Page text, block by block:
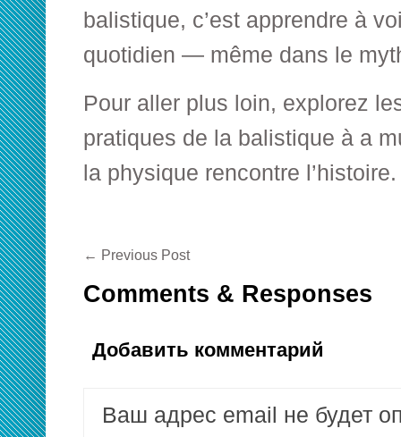
balistique, c’est apprendre à
quotidien — même dans le
Pour aller plus loin, explorez
pratiques de la balistique à a
la physique rencontre l’histoire.
← Previous Post
Comments & Responses
Добавить комментарий
Ваш адрес email не будет